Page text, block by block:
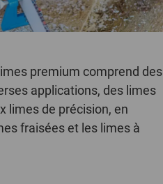
premium comprend des
applications, des limes
limes de précision, en
fraisées et les limes à